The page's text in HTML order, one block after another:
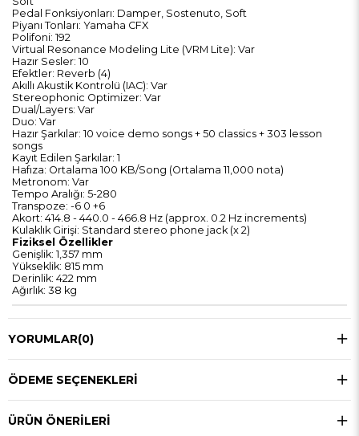
Pedal Fonksiyonları: Damper, Sostenuto, Soft
Piyanı Tonları: Yamaha CFX
Polifoni: 192
Virtual Resonance Modeling Lite (VRM Lite): Var
Hazır Sesler: 10
Efektler: Reverb (4)
Akıllı Akustik Kontrolü (IAC): Var
Stereophonic Optimizer: Var
Dual/Layers: Var
Duo: Var
Hazır Şarkılar: 10 voice demo songs + 50 classics + 303 lesson
songs
Kayıt Edilen Şarkılar: 1
Hafıza: Ortalama 100 KB/Song (Ortalama 11,000 nota)
Metronom: Var
Tempo Aralığı: 5-280
Transpoze: -6 0 +6
Akort: 414.8 - 440.0 - 466.8 Hz (approx. 0.2 Hz increments)
Kulaklık Girişi: Standard stereo phone jack (x 2)
Fiziksel Özellikler
Genişlik: 1,357 mm
Yükseklik: 815 mm
Derinlik: 422 mm
Ağırlık: 38 kg
YORUMLAR(0)
ÖDEME SEÇENEKLERI
ÜRÜN ÖNERILERI